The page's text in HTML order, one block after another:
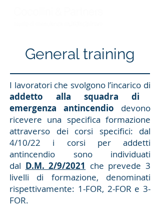
General training
I lavoratori che svolgono l’incarico di
addetto alla squadra di
emergenza antincendio devono
ricevere una specifica formazione
attraverso dei corsi specifici: dal
4/10/22 i corsi per addetti
antincendio sono individuati
dal D.M. 2/9/2021 che prevede 3
livelli di formazione, denominati
rispettivamente: 1-FOR, 2-FOR e 3-
FOR.